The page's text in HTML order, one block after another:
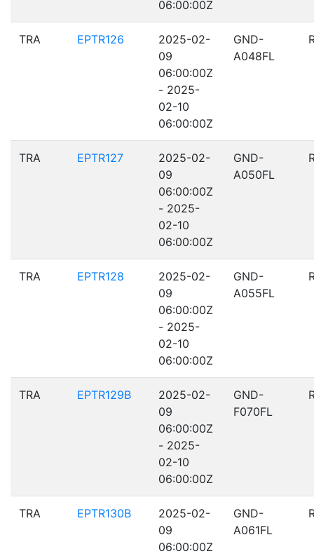
06:00:00Z
TRA EPTR126
2025-02-
09
06:00:00Z
- 2025-
02-10
06:00:00Z
GND-
A048FL
TRA EPTR127
2025-02-
09
06:00:00Z
- 2025-
02-10
06:00:00Z
GND-
A050FL
TRA EPTR128
2025-02-
09
06:00:00Z
- 2025-
02-10
06:00:00Z
GND-
A055FL
TRA EPTR129B
2025-02-
09
06:00:00Z
- 2025-
02-10
06:00:00Z
GND-
F070FL
TRA EPTR130B
2025-02-
09
06:00:00Z
GND-
A061FL